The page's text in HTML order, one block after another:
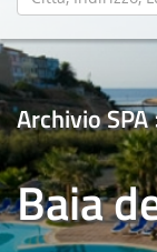
Archivio
Baia